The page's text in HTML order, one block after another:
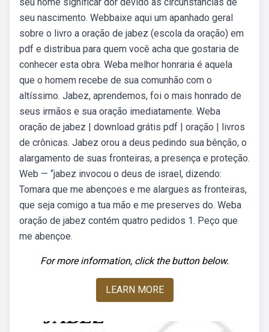
seu nascimento. Webbaixe aqui um apanhado geral
sobre o livro a oração de jabez (escola da oração) em
pdf e distribua para quem você acha que gostaria de
conhecer esta obra. Weba melhor honraria é aquela
que o homem recebe de sua comunhão com o
altíssimo. Jabez, aprendemos, foi o mais honrado de
seus irmãos e sua oração imediatamente. Weba
oração de jabez | download grátis pdf | oração | livros
de crônicas. Jabez orou a deus pedindo sua bênção, o
alargamento de suas fronteiras, a presença e proteção.
Web — “jabez invocou o deus de israel, dizendo:
Tomara que me abençoes e me alargues as fronteiras,
que seja comigo a tua mão e me preserves do. Weba
oração de jabez contém quatro pedidos 1. Peço que
me abençoe.
For more information, click the button below.
LEARN MORE